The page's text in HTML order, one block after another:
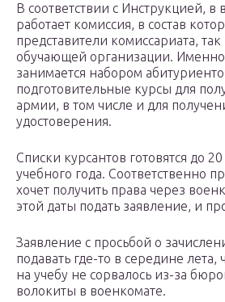
В соответствии с Инструкцией, в
работает комиссия, в состав
представители комиссариата,
обучающей организации. Именно
занимается набором
подготовительные курсы для
армии, в том числе и для
удостоверения.
Списки курсантов готовятся до
учебного года. Соответственно
хочет получить права через
этой даты подать заявление, и
Заявление с просьбой о
подавать где-то в середине лета,
на учебу не сорвалось из-за
волокиты в военкомате.